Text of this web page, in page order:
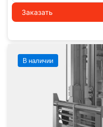
Заказать
В наличии